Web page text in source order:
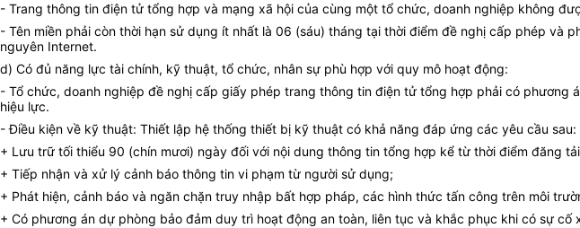
- Trang thông tin điện tử tổng hợp và mạng xã hội của cùng một tổ chức, doanh nghiệp không
- Tên miền phải còn thời hạn sử dụng ít nhất là 06 (sáu) tháng tại thời điểm đề nghị cấp phép
nguyên Internet.
d) Có đủ năng lực tài chính, kỹ thuật, tổ chức, nhân sự phù hợp với quy mô hoạt động:
- Tổ chức, doanh nghiệp đề nghị cấp giấy phép trang thông tin điện tử tổng hợp phải có
hiệu lực.
- Điều kiện về kỹ thuật: Thiết lập hệ thống thiết bị kỹ thuật có khả năng đáp ứng các yêu cầu sau:
+ Lưu trữ tối thiểu 90 (chín mươi) ngày đối với nội dung thông tin tổng hợp kể từ thời điểm đăng
+ Tiếp nhận và xử lý cảnh báo thông tin vi phạm từ người sử dụng;
+ Phát hiện, cảnh báo và ngăn chặn truy nhập bất hợp pháp, các hình thức tấn công trên môi
+ Có phương án dự phòng bảo đảm duy trì hoạt động an toàn, liên tục và khắc phục khi có sự